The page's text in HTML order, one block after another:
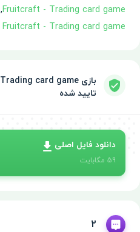
Fruitcraft - Trading card game
,
Fruitcraft - Trading card game با پول و سکه بینهایت
تایید شده
دانلود فایل اصلی
59 مگابایت
2